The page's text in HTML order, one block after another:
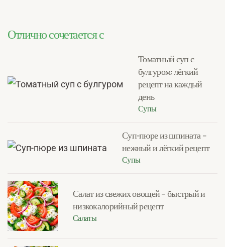
Отлично сочетается с
Томатный суп с
булгуром: лёгкий
рецепт на каждый
день
Супы
Суп-пюре из шпината –
нежный и лёгкий рецепт
Супы
Салат из свежих овощей – быстрый и
низкокалорийный рецепт
Салаты